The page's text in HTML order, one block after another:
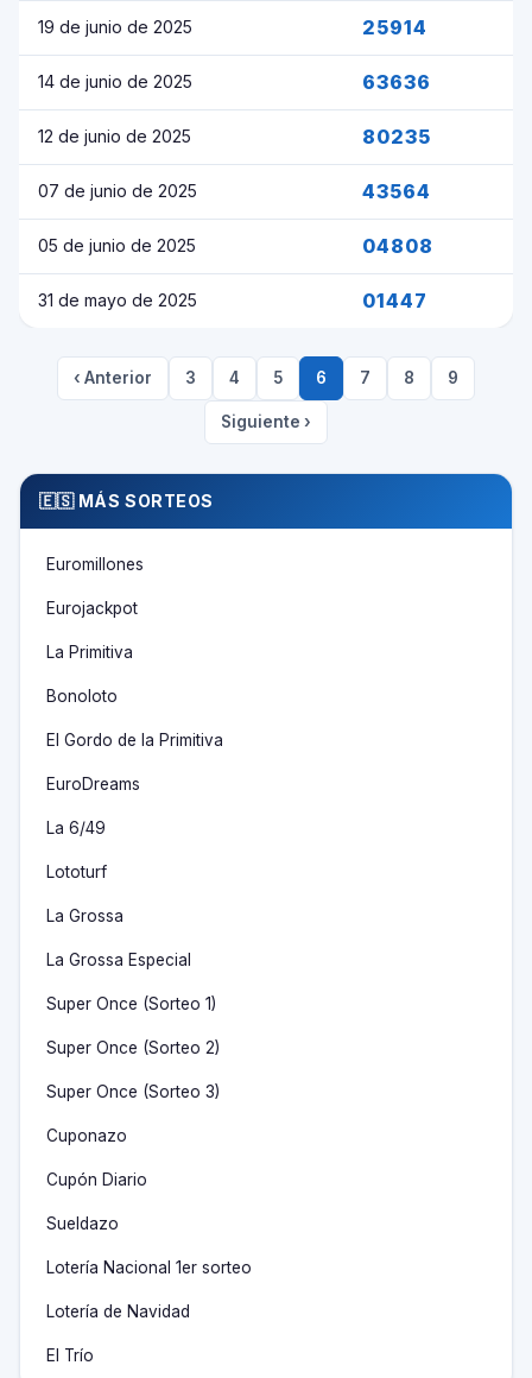
19 de junio de 2025 25914
14 de junio de 2025 63636
12 de junio de 2025 80235
07 de junio de 2025 43564
05 de junio de 2025 04808
31 de mayo de 2025 01447
‹ Anterior 3 4 5 6 7 8 9
Siguiente ›
🇪🇸 MÁS SORTEOS
Euromillones
Eurojackpot
La Primitiva
Bonoloto
El Gordo de la Primitiva
EuroDreams
La 6/49
Lototurf
La Grossa
La Grossa Especial
Super Once (Sorteo 1)
Super Once (Sorteo 2)
Super Once (Sorteo 3)
Cuponazo
Cupón Diario
Sueldazo
Lotería Nacional 1er sorteo
Lotería de Navidad
El Trío